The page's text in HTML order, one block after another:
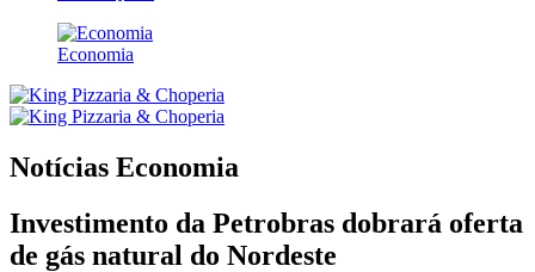
Economia
Notícias Economia
Investimento da Petrobras dobrará oferta
de gás natural do Nordeste